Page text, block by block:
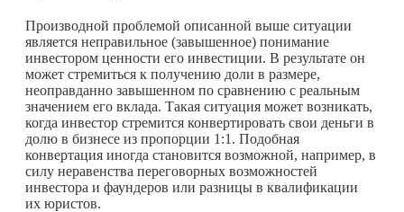
Производной проблемой описанной выше ситуации
является неправильное (завышенное) понимание
инвестором ценности его инвестиции. В результате он
может стремиться к получению доли в размере,
неоправданно завышенном по сравнению с реальным
значением его вклада. Такая ситуация может возникать,
когда инвестор стремится конвертировать свои деньги в
долю в бизнесе из пропорции 1:1. Подобная
конвертация иногда становится возможной, например, в
силу неравенства переговорных возможностей
инвестора и фаундеров или разницы в квалификации
их юристов.